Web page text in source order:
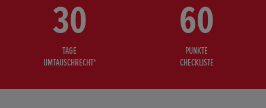
30
TAGE
UMTAUSCHRECHT*
60
PUNKTE
CHECKLISTE